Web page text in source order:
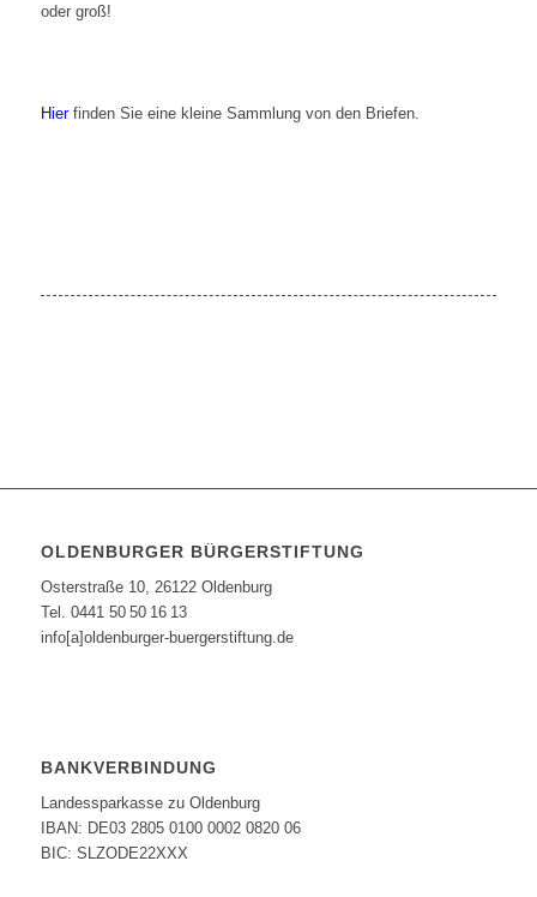
oder groß!
Hierfinden Sie eine kleine Sammlung von den Briefen.
OLDENBURGER BÜRGERSTIFTUNG
Osterstraße 10, 26122 Oldenburg
Tel. 0441 50 50 16 13
info[a]oldenburger-buergerstiftung.de
BANKVERBINDUNG
Landessparkasse zu Oldenburg
IBAN: DE03 2805 0100 0002 0820 06
BIC: SLZODE22XXX